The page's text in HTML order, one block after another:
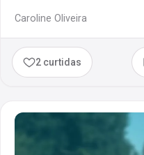
Caroline Oliveira
2 curtidas